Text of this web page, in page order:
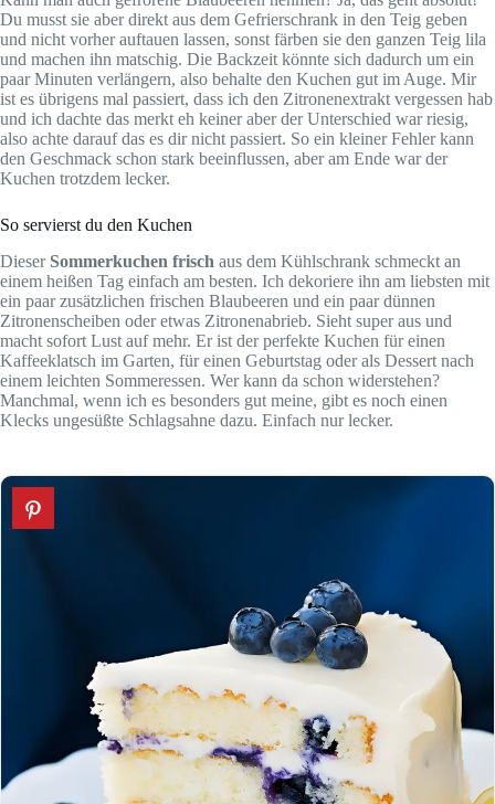
Du musst sie aber direkt aus dem Gefrierschrank in den Teig geben
und nicht vorher auftauen lassen, sonst färben sie den ganzen Teig lila
und machen ihn matschig. Die Backzeit könnte sich dadurch um ein
paar Minuten verlängern, also behalte den Kuchen gut im Auge. Mir
ist es übrigens mal passiert, dass ich den Zitronenextrakt vergessen hab
und ich dachte das merkt eh keiner aber der Unterschied war riesig,
also achte darauf das es dir nicht passiert. So ein kleiner Fehler kann
den Geschmack schon stark beeinflussen, aber am Ende war der
Kuchen trotzdem lecker.
So servierst du den Kuchen
Dieser Sommerkuchen frisch aus dem Kühlschrank schmeckt an
einem heißen Tag einfach am besten. Ich dekoriere ihn am liebsten mit
ein paar zusätzlichen frischen Blaubeeren und ein paar dünnen
Zitronenscheiben oder etwas Zitronenabrieb. Sieht super aus und
macht sofort Lust auf mehr. Er ist der perfekte Kuchen für einen
Kaffeeklatsch im Garten, für einen Geburtstag oder als Dessert nach
einem leichten Sommeressen. Wer kann da schon widerstehen?
Manchmal, wenn ich es besonders gut meine, gibt es noch einen
Klecks ungesüßte Schlagsahne dazu. Einfach nur lecker.